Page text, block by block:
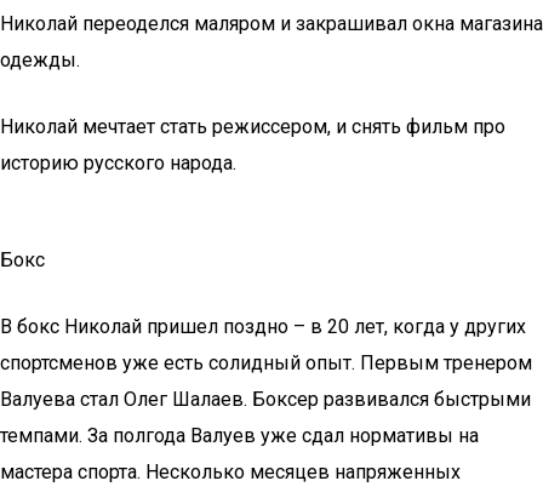
Николай переоделся маляром и закрашивал окна магазина
одежды.
Николай мечтает стать режиссером, и снять фильм про
историю русского народа.
Бокс
В бокс Николай пришел поздно – в 20 лет, когда у других
спортсменов уже есть солидный опыт. Первым тренером
Валуева стал Олег Шалаев. Боксер развивался быстрыми
темпами. За полгода Валуев уже сдал нормативы на
мастера спорта. Несколько месяцев напряженных